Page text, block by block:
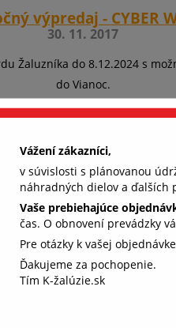
výpredaj - CYBER
30. 11. 2017
Žaluzníka do 8.12.2024 s
do Vianoc.
v roku v našomeshope.
Aby
Vážení zákazníci,
v súvislosti s plánovanou
náhradných dielov a ďalších
Vaše prebiehajúce
čas. O obnovení prevádzky
Pre otázky k vašej
Ďakujeme za pochopenie.
Tím K-žalúzie.sk